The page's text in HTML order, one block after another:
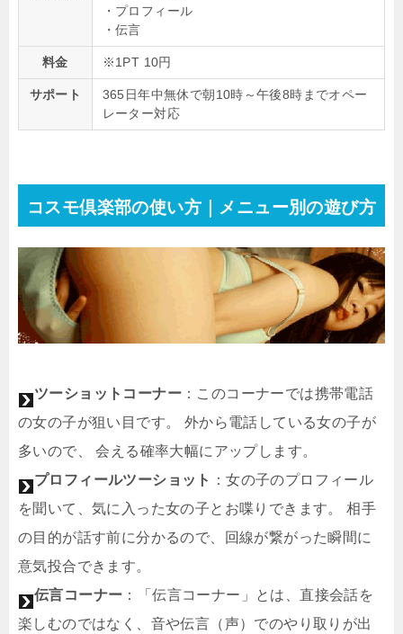
・プロフィール
・伝言
料金 ※1PT 10円
サポート
365日年中無休で朝10時～午後8時までオペー
レーター対応
コスモ倶楽部の使い方｜メニュー別の遊び方
ツーショットコーナー ：このコーナーでは携帯電話
の女の子が狙い目です。 外から電話している女の子が
多いので、 会える確率大幅にアップします。
プロフィールツーショット
：女の子のプロフィール
を聞いて、気に入った女の子とお喋りできます。 相手
の目的が話す前に分かるので、回線が繋がった瞬間に
意気投合できます。
伝言コーナー ：「伝言コーナー」とは、直接会話を
楽しむのではなく、音や伝言（声）でのやり取りが出